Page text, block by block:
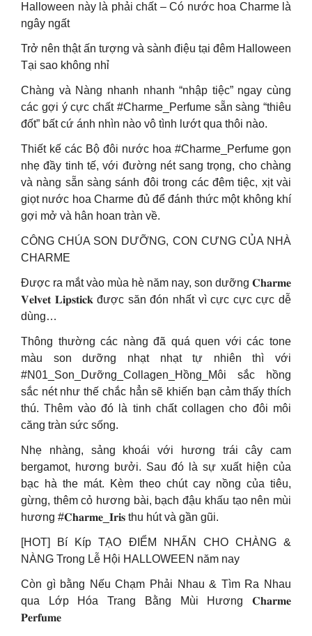
Halloween này là phải chất – Có nước hoa Charme là
ngây ngất
Trở nên thật ấn tượng và sành điệu tại đêm Halloween
Tại sao không nhỉ
Chàng và Nàng nhanh nhanh “nhập tiệc” ngay cùng
các gợi ý cực chất #Charme_Perfume sẵn sàng “thiêu
đốt” bất cứ ánh nhìn nào vô tình lướt qua thôi nào.
Thiết kế các Bộ đôi nước hoa #Charme_Perfume gọn
nhẹ đầy tinh tế, với đường nét sang trọng, cho chàng
và nàng sẵn sàng sánh đôi trong các đêm tiệc, xịt vài
giọt nước hoa Charme đủ để đánh thức một không khí
gợi mở và hân hoan tràn về.
CÔNG CHÚA SON DƯỠNG, CON CƯNG CỦA NHÀ
CHARME
Được ra mắt vào mùa hè năm nay, son dưỡng 𝐂𝐡𝐚𝐫𝐦𝐞
𝐕𝐞𝐥𝐯𝐞𝐭 𝐋𝐢𝐩𝐬𝐭𝐢𝐜𝐤 được săn đón nhất vì cực cực cực dễ
dùng…
Thông thường các nàng đã quá quen với các tone
màu son dưỡng nhạt nhạt tự nhiên thì với
#N01_Son_Dưỡng_Collagen_Hồng_Môi sắc hồng
sắc nét như thế chắc hẳn sẽ khiến bạn cảm thấy thích
thú. Thêm vào đó là tinh chất collagen cho đôi môi
căng tràn sức sống.
Nhẹ nhàng, sảng khoái với hương trái cây cam
bergamot, hương bưởi. Sau đó là sự xuất hiện của
bạc hà the mát. Kèm theo chút cay nồng của tiêu,
gừng, thêm cỏ hương bài, bạch đậu khấu tạo nên mùi
hương #𝐂𝐡𝐚𝐫𝐦𝐞_𝐈𝐫𝐢𝐬 thu hút và gần gũi.
[HOT] Bí Kíp TẠO ĐIỂM NHẤN CHO CHÀNG &
NÀNG Trong Lễ Hội HALLOWEEN năm nay
Còn gì bằng Nếu Chạm Phải Nhau & Tìm Ra Nhau
qua Lớp Hóa Trang Bằng Mùi Hương 𝐂𝐡𝐚𝐫𝐦𝐞
𝐏𝐞𝐫𝐟𝐮𝐦𝐞